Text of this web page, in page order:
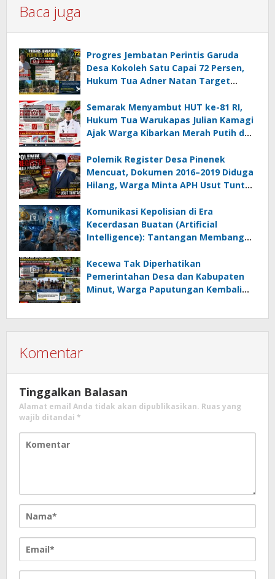
Baca juga
Progres Jembatan Perintis Garuda
Desa Kokoleh Satu Capai 72 Persen,
Hukum Tua Adner Natan Target
Semarak Menyambut HUT ke-81 RI,
Hukum Tua Warukapas Julian Kamagi
Ajak Warga Kibarkan Merah Putih dan
Polemik Register Desa Pinenek
Mencuat, Dokumen 2016–2019 Diduga
Hilang, Warga Minta APH Usut Tuntas
Kumtua HK
Komunikasi Kepolisian di Era
Kecerdasan Buatan (Artificial
Intelligence): Tantangan Membangun
Digital.
Kecewa Tak Diperhatikan
Pemerintahan Desa dan Kabupaten
Minut, Warga Paputungan Kembali
Komentar
Tinggalkan Balasan
Alamat email Anda tidak akan dipublikasikan. Ruas yang
wajib ditandai *